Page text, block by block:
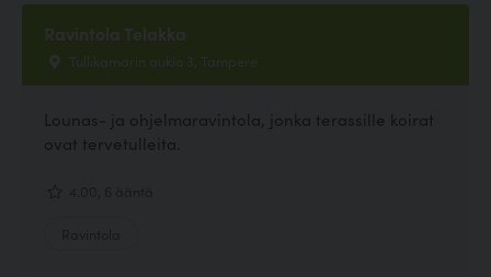
Ravintola Telakka
Tullikamarin aukio 3, Tampere
Lounas- ja ohjelmaravintola, jonka terassille koirat
ovat tervetulleita.